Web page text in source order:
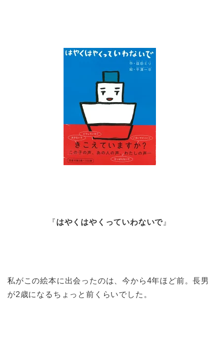
『はやくはやくっていわないで 』
私がこの絵本に出会ったのは、今から4年ほど前。長男
が2歳になるちょっと前くらいでした。